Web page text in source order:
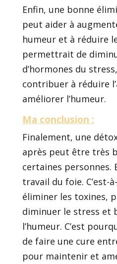
Enfin, une bonne
peut aider à
humeur et à réduire
permettrait de
d’hormones du
contribuer à réduire
améliorer l’humeur.
Ma conclusion :
Finalement, une
après peut être très
certaines personnes.
travail du foie. C’est-
éliminer les toxines,
diminuer le stress et
l’humeur. C’est
de faire une cure
pour maintenir et